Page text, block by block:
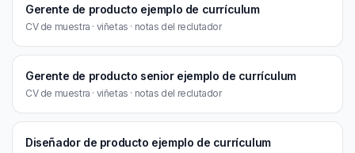
Gerente de producto ejemplo de currículum
CV de muestra · viñetas · notas del reclutador
Gerente de producto senior ejemplo de currículum
CV de muestra · viñetas · notas del reclutador
Diseñador de producto ejemplo de currículum